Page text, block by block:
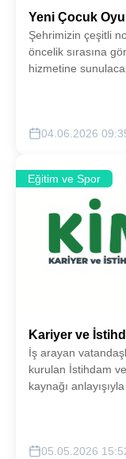
Yeni Çocuk
Şehrimizin çeşitli
öncelik sırasına
hizmetine
04.06.2026
Eğitim ve Spor
Kariyer ve
İş arayan
kurulan İstihdam
kaynağı
05.05.2026